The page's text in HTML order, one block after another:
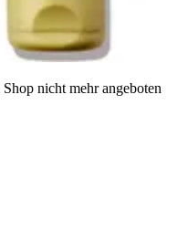
nicht mehr angeboten